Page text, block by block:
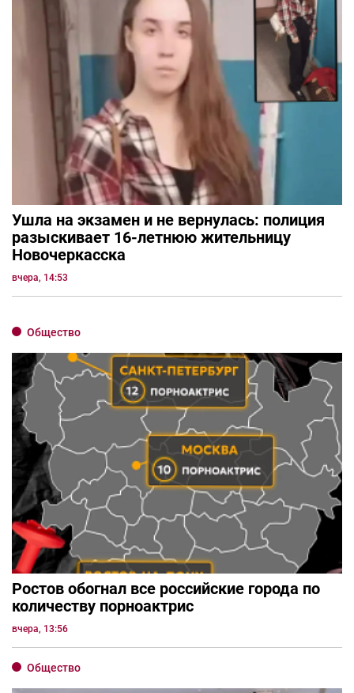
Ушла на экзамен и не вернулась: полиция
разыскивает 16-летнюю жительницу
Новочеркасска
вчера, 14:53
Общество
Ростов обогнал все российские города по
количеству порноактрис
вчера, 13:56
Общество